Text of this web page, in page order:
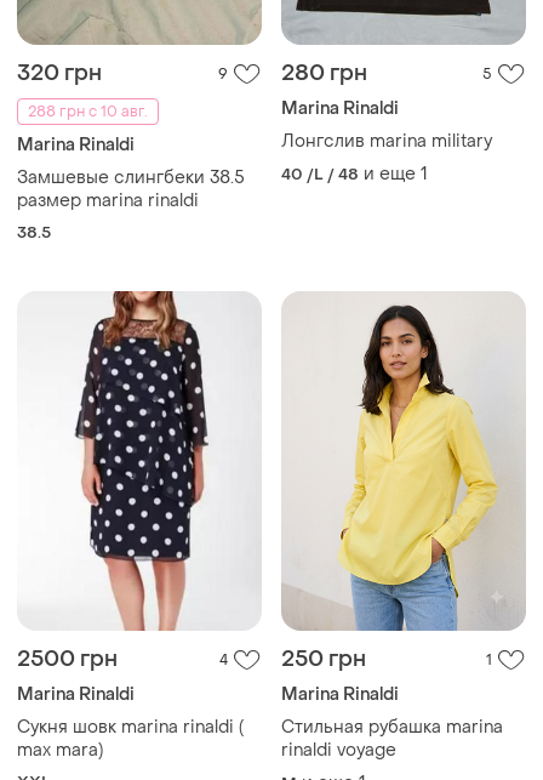
320 грн
9
288 грн с 10 авг.
Marina Rinaldi
Замшевые слингбеки 38.5
размер marina rinaldi
38.5
280 грн 5
Marina Rinaldi
Лонгслив marina military
40 /L / 48 и еще 1
2500 грн 4
Marina Rinaldi
Сукня шовк marina rinaldi (
max mara)
250 грн 1
Marina Rinaldi
Стильная рубашка marina
rinaldi voyage